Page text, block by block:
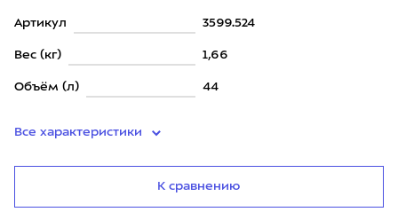
Артикул 3599.524
Вес (кг) 1,66
Объём (л) 44
Все характеристики
К сравнению